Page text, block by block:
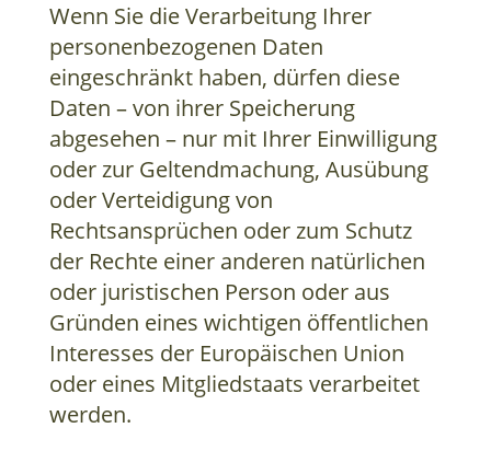
Wenn Sie die Verarbeitung Ihrer
personenbezogenen Daten
eingeschränkt haben, dürfen diese
Daten – von ihrer Speicherung
abgesehen – nur mit Ihrer Einwilligung
oder zur Geltendmachung, Ausübung
oder Verteidigung von
Rechtsansprüchen oder zum Schutz
der Rechte einer anderen natürlichen
oder juristischen Person oder aus
Gründen eines wichtigen öffentlichen
Interesses der Europäischen Union
oder eines Mitgliedstaats verarbeitet
werden.